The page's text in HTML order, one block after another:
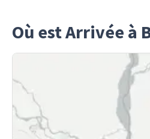
Où est Arrivée à